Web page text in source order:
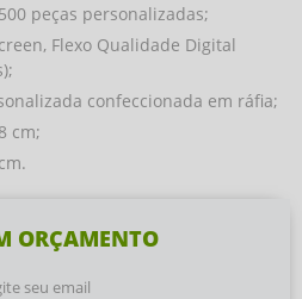
peças personalizadas;
Flexo Qualidade Digital
confeccionada em ráfia;
cm;
ORÇAMENTO
seu email